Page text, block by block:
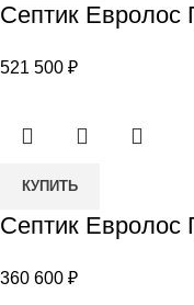
Септик
Грунт
Септик Евролос
521 500 ₽
Количество
Септик
Грунт
КУПИТЬ
Септик Евролос
360 600 ₽